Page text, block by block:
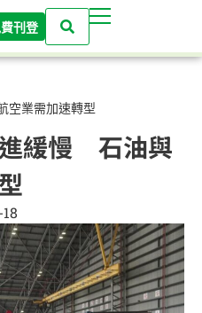
刊登
空業需加速轉型
緩慢 石油與